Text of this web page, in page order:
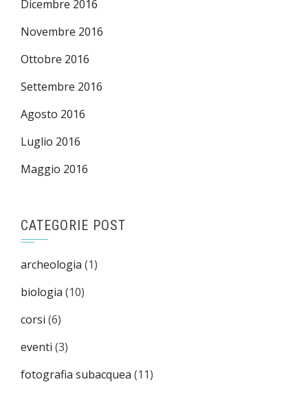
Dicembre 2016
Novembre 2016
Ottobre 2016
Settembre 2016
Agosto 2016
Luglio 2016
Maggio 2016
CATEGORIE POST
archeologia (1)
biologia (10)
corsi (6)
eventi (3)
fotografia subacquea (11)